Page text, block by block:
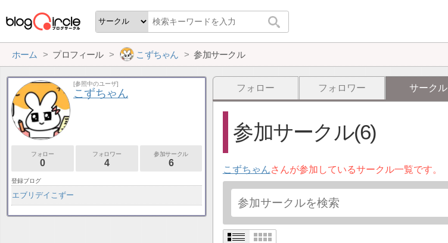
ホーム プロフィール こずちゃん 参加サークル
フォロー フォロワー サークル
参加サークル(6)
こずちゃんさんが参加しているサークル一覧です。
[参照中のユーザ]
こずちゃん
フォロー
0
フォロワー
4
参加サークル
6
登録ブログ
エブリデイこずー